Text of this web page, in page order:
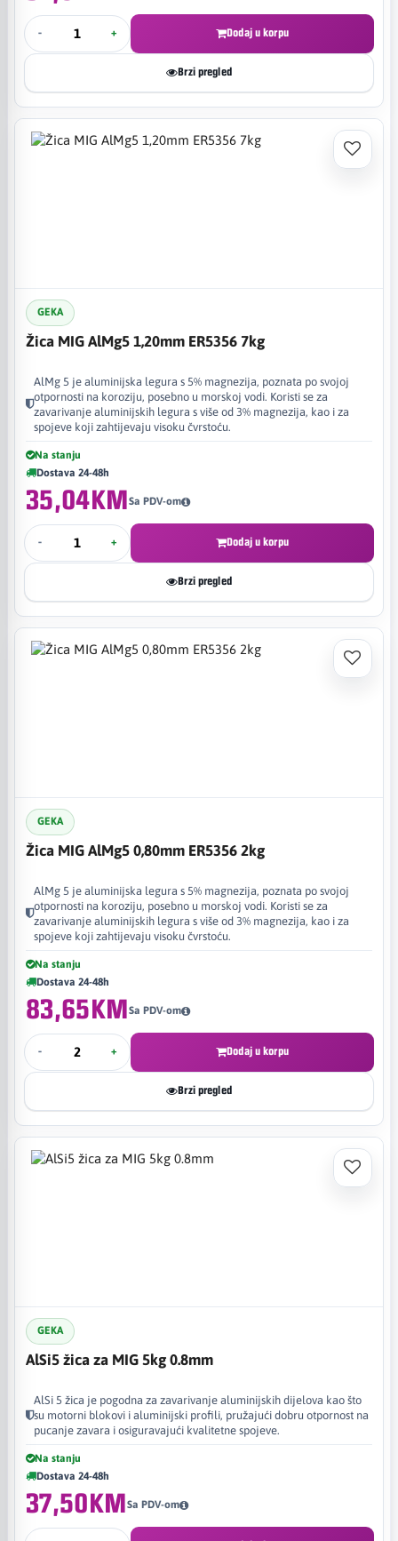
- + Dodaj u korpu
Brzi pregled
GEKA
Žica MIG AlMg5 1,20mm ER5356 7kg
AlMg 5 je aluminijska legura s 5% magnezija, poznata po svojoj
otpornosti na koroziju, posebno u morskoj vodi. Koristi se za
zavarivanje aluminijskih legura s više od 3% magnezija, kao i za
spojeve koji zahtijevaju visoku čvrstoću.
Na stanju
Dostava 24-48h
35,04KMSa PDV-om
- + Dodaj u korpu
Brzi pregled
GEKA
Žica MIG AlMg5 0,80mm ER5356 2kg
AlMg 5 je aluminijska legura s 5% magnezija, poznata po svojoj
otpornosti na koroziju, posebno u morskoj vodi. Koristi se za
zavarivanje aluminijskih legura s više od 3% magnezija, kao i za
spojeve koji zahtijevaju visoku čvrstoću.
Na stanju
Dostava 24-48h
83,65KMSa PDV-om
- + Dodaj u korpu
Brzi pregled
GEKA
AlSi5 žica za MIG 5kg 0.8mm
AlSi 5 žica je pogodna za zavarivanje aluminijskih dijelova kao što
su motorni blokovi i aluminijski profili, pružajući dobru otpornost na
pucanje zavara i osiguravajući kvalitetne spojeve.
Na stanju
Dostava 24-48h
37,50KMSa PDV-om